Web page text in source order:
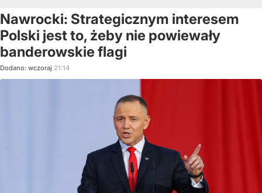
Nawrocki: Strategicznym interesem
Polski jest to, żeby nie powiewały
banderowskie flagi
Dodano: wczoraj 21:14